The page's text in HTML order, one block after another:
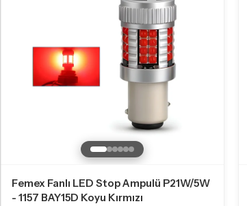
Femex Fanlı LED Stop Ampulü P21W/5W
- 1157 BAY15D Koyu Kırmızı